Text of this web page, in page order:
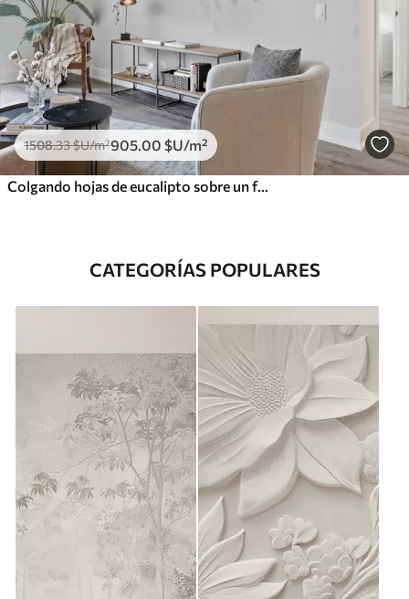
1508.33$U/m²905 .00 $U/m²
Colgando hojas de eucalipto sobre un fondo blanco
CATEGORÍAS POPULARES